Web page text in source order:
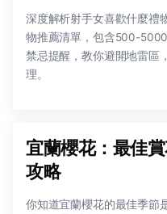
深度解析射手女喜歡什麼禮
物推薦清單，包含500-
禁忌提醒，教你避開地雷區
理。
宜蘭櫻花：最佳
攻略
你知道宜蘭櫻花的最佳季節